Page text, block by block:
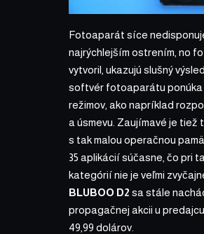
Fotoaparát síce
najrýchlejším ostrením, no
vytvoril, ukazujú slušný
softvér fotoaparátu ponúka
režimov, ako napríklad
a úsmevu. Zaujímavé je tiež
s tak malou operačnou
35 aplikácií súčasne, čo pri
kategórií nie je veľmi
BLUBOO D2 sa stále
propagačnej akcii u predajcu
49,99 dolárov.